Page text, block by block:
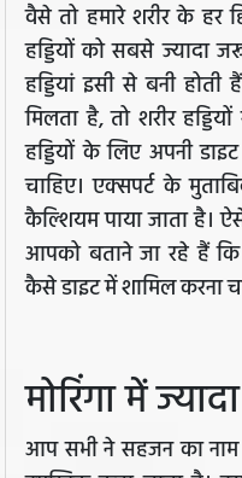
वैसे तो हमारे शरीर के हर
हड्डियों को सबसे ज्यादा
हड्डियां इसी से बनी
मिलता है, तो शरीर
हड्डियों के लिए अपनी
चाहिए। एक्सपर्ट के
कैल्शियम पाया जाता
आपको बताने जा रहे हैं कि
कैसे डाइट में शामिल करना
मोरिंगा में
आप सभी ने सहजन का नाम